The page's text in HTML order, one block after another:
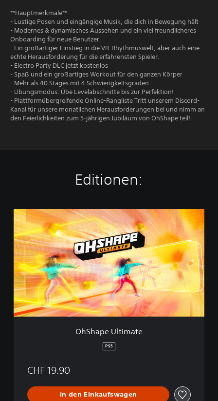
**Hauptmerkmale**
- Lustige Posen und eingängige Musik, die dich in Bewegung hält
- Modernes & dynamisches Aussehen und ein viel freundlicheres
Onboarding für neue Benutzer.
- Ein großartiger Einstieg in die VR-Rhythmuswelt, aber auch eine
echte Herausforderung für die erfahrensten Spieler.
- Electro Party DLC jetzt kostenlos
- Spaß und ein großartiges Workout für den ganzen Körper
- Mehr als 40 Stages mit 4 Schwierigkeitsgraden
- Übungsmodus: Übe Levelabschnitte bis zur Perfektion!
- Plattformübergreifende Online-Rangliste Tritt unserem Discord-
Kanal für unsere monatlichen Herausforderungen bei und nimm an
den Feierlichkeiten zum 5-jährigen Jubiläum von OhShape teil!
Editionen:
O
h
S
h
a
p
e
U
l
t
i
m
OhShape Ultimate
PS5
CHF 19.90
In den Einkaufswagen